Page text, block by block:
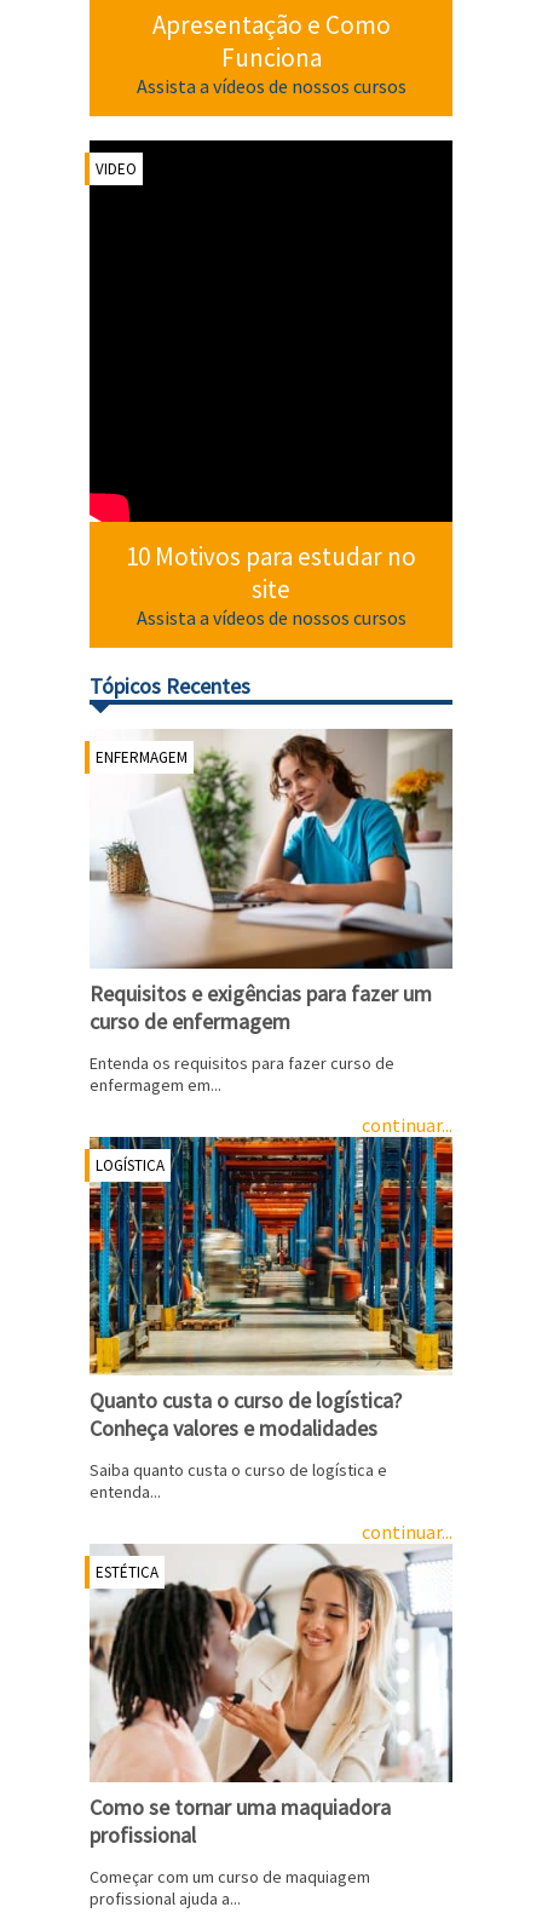
Apresentação e Como
Funciona
Assista a vídeos de nossos cursos
VIDEO
10 Motivos para estudar no
site
Assista a vídeos de nossos cursos
Tópicos Recentes
ENFERMAGEM
Requisitos e exigências para fazer um
curso de enfermagem
Entenda os requisitos para fazer curso de
enfermagem em...
continuar...
LOGÍSTICA
Quanto custa o curso de logística?
Conheça valores e modalidades
Saiba quanto custa o curso de logística e
entenda...
continuar...
ESTÉTICA
Como se tornar uma maquiadora
profissional
Começar com um curso de maquiagem
profissional ajuda a...